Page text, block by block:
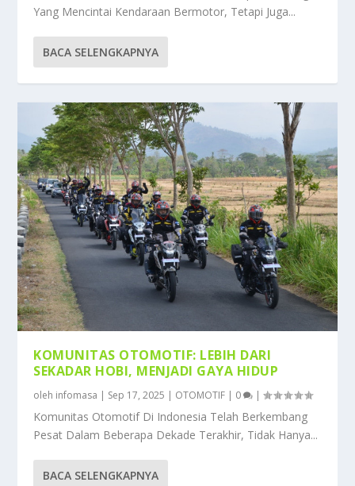
Yang Mencintai Kendaraan Bermotor, Tetapi Juga...
BACA SELENGKAPNYA
KOMUNITAS OTOMOTIF: LEBIH DARI
SEKADAR HOBI, MENJADI GAYA HIDUP
oleh infomasa | Sep 17, 2025 | OTOMOTIF | 0 |
Komunitas Otomotif Di Indonesia Telah Berkembang
Pesat Dalam Beberapa Dekade Terakhir, Tidak Hanya...
BACA SELENGKAPNYA